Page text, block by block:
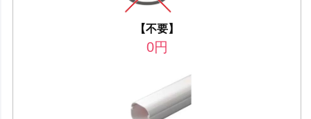
【不要】
0円